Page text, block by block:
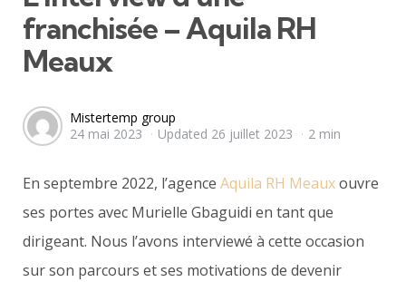
franchisée – Aquila RH
Meaux
Posted
by
Mistertemp group
24 mai 2023
Updated 26 juillet 2023 2 min
En septembre 2022, l’agence Aquila RH Meauxouvre
ses portes avec Murielle Gbaguidi en tant que
dirigeant. Nous l’avons interviewé à cette occasion
sur son parcours et ses motivations de devenir